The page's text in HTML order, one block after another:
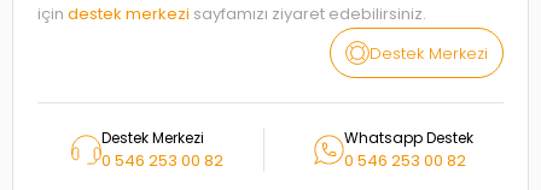
için destek merkezi sayfamızı ziyaret edebilirsiniz.
Destek Merkezi
Destek Merkezi
0 546 253 00 82
Whatsapp Destek
0 546 253 00 82